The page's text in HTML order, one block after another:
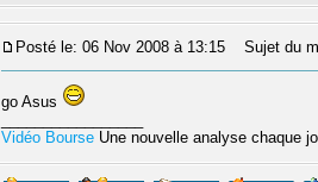
Posté le: 06 Nov 2008 à 13:15 Sujet du
go Asus
Vidéo Bourse Une nouvelle analyse chaque